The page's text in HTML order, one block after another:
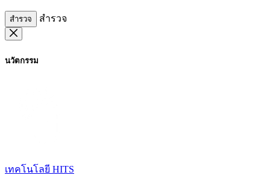
สำรวจ สำรวจ
นวัตกรรม
เทคโนโลยี HITS